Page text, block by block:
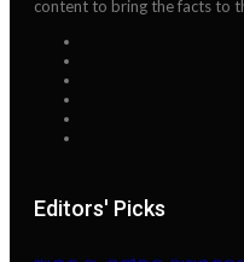
content to bring the facts to
Editors' Picks